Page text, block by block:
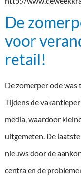
De
voor
retail!
De zomerperiode was
Tijdens de
media, waardoor
uitgemeten. De
nieuws door de
centra en de